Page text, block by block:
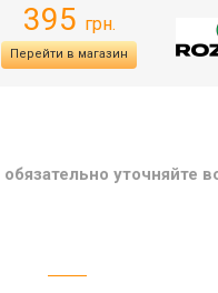
395 грн.
Перейти в магазин
обязательно уточняйте